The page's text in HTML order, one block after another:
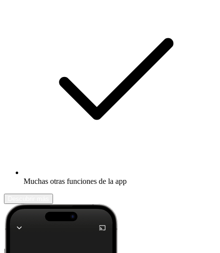
Muchas otras funciones de la app